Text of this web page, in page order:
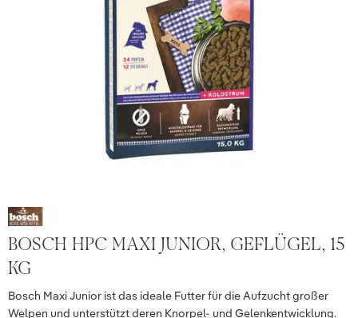
BOSCH HPC MAXI JUNIOR, GEFLÜGEL, 15
KG
Bosch Maxi Junior ist das ideale Futter für die Aufzucht großer
Welpen und unterstützt deren Knorpel- und Gelenkentwicklung.